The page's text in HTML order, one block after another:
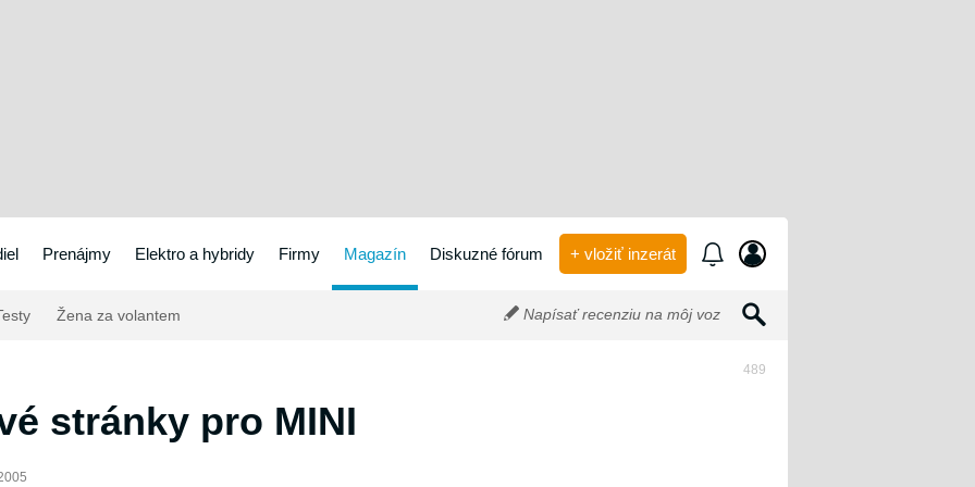
Prenájmy Elektro a hybridy Firmy Magazín Diskuzné fórum + vložiť inzerát
Žena za volantem Napísať recenziu na môj voz
489
stránky pro MINI